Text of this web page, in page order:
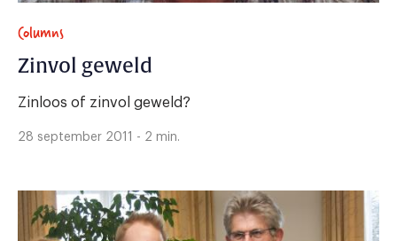
Columns
Zinvol geweld
Zinloos of zinvol geweld?
28 september 2011 - 2 min.